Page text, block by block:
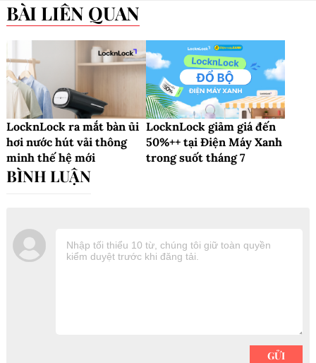
BÀI LIÊN QUAN
LocknLock ra mắt bàn ủi
hơi nước hút vải thông
minh thế hệ mới
LocknLock giảm giá đến
50%++ tại Điện Máy Xanh
trong suốt tháng 7